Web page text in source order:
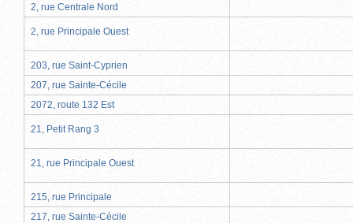
2, rue Centrale Nord
2, rue Principale Ouest
203, rue Saint-Cyprien
207, rue Sainte-Cécile
2072, route 132 Est
21, Petit Rang 3
21, rue Principale Ouest
215, rue Principale
217, rue Sainte-Cécile